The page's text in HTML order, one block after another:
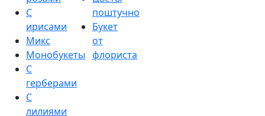
С
ирисами
Микс
Монобукеты
С
герберами
С
лилиями
поштучно
Букет
от
флориста